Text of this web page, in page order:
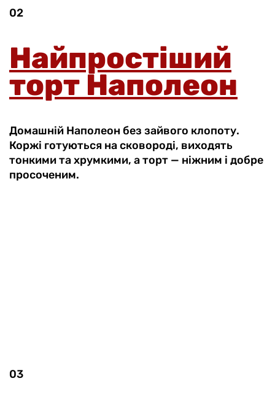
02
Найпростіший
торт Наполеон
Домашній Наполеон без зайвого клопоту.
Коржі готуються на сковороді, виходять
тонкими та хрумкими, а торт — ніжним і добре
просоченим.
03